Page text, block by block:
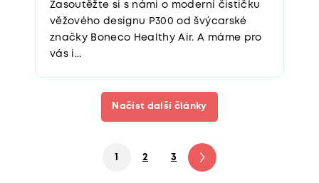
Zasoutěžte si s námi o moderní čističku
věžového designu P300 od švýcarské
značky Boneco Healthy Air. A máme pro
vás i...
Načíst další články
1 2 3 4